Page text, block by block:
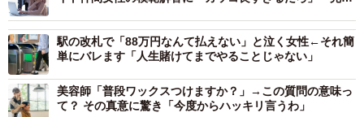
駅の改札で「88万円なんて払えない」と泣く女性←それ簡
単にバレます「人生賭けてまでやることじゃない」
美容師「普段ワックスつけますか？」→この質問の意味っ
て？ その真意に驚き「今度からハッキリ言うわ」